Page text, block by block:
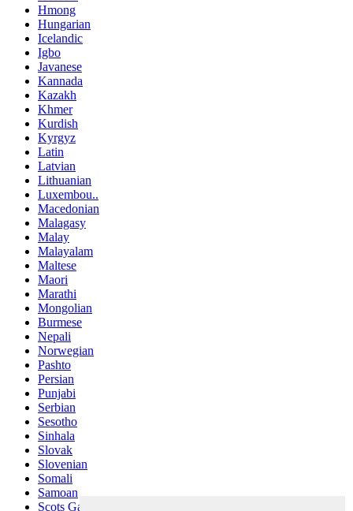
Hmong
Hungarian
Icelandic
Igbo
Javanese
Kannada
Kazakh
Khmer
Kurdish
Kyrgyz
Latin
Latvian
Lithuanian
Luxembou..
Macedonian
Malagasy
Malay
Malayalam
Maltese
Maori
Marathi
Mongolian
Burmese
Nepali
Norwegian
Pashto
Persian
Punjabi
Serbian
Sesotho
Sinhala
Slovak
Slovenian
Somali
Samoan
Scots Gaelic